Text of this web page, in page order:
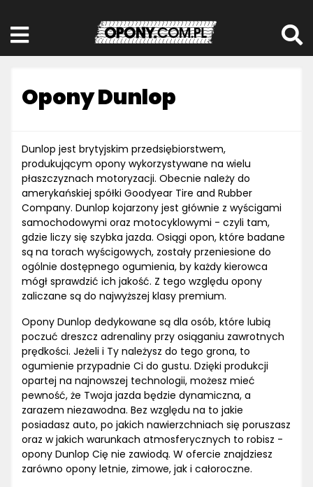
Opony Dunlop
Dunlop jest brytyjskim przedsiębiorstwem,
produkującym opony wykorzystywane na wielu
płaszczyznach motoryzacji. Obecnie należy do
amerykańskiej spółki Goodyear Tire and Rubber
Company. Dunlop kojarzony jest głównie z wyścigami
samochodowymi oraz motocyklowymi - czyli tam,
gdzie liczy się szybka jazda. Osiągi opon, które badane
są na torach wyścigowych, zostały przeniesione do
ogólnie dostępnego ogumienia, by każdy kierowca
mógł sprawdzić ich jakość. Z tego względu opony
zaliczane są do najwyższej klasy premium.
Opony Dunlop dedykowane są dla osób, które lubią
poczuć dreszcz adrenaliny przy osiąganiu zawrotnych
prędkości. Jeżeli i Ty należysz do tego grona, to
ogumienie przypadnie Ci do gustu. Dzięki produkcji
opartej na najnowszej technologii, możesz mieć
pewność, że Twoja jazda będzie dynamiczna, a
zarazem niezawodna. Bez względu na to jakie
posiadasz auto, po jakich nawierzchniach się poruszasz
oraz w jakich warunkach atmosferycznych to robisz -
opony Dunlop Cię nie zawiodą. W ofercie znajdziesz
zarówno opony letnie, zimowe, jak i całoroczne.